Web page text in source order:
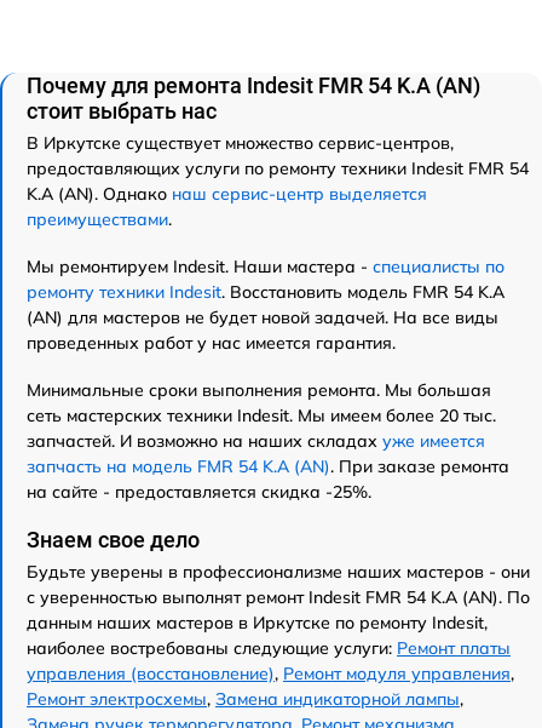
Почему для ремонта Indesit FMR 54 K.A (AN)
стоит выбрать нас
В Иркутске существует множество сервис-центров,
предоставляющих услуги по ремонту техники Indesit FMR 54
K.A (AN). Однако наш сервис-центр выделяется
преимуществами.
Мы ремонтируем Indesit. Наши мастера - специалисты по
ремонту техники Indesit. Восстановить модель FMR 54 K.A
(AN) для мастеров не будет новой задачей. На все виды
проведенных работ у нас имеется гарантия.
Минимальные сроки выполнения ремонта. Мы большая
сеть мастерских техники Indesit. Мы имеем более 20 тыс.
запчастей. И возможно на наших складах уже имеется
запчасть на модель FMR 54 K.A (AN). При заказе ремонта
на сайте - предоставляется скидка -25%.
Знаем свое дело
Будьте уверены в профессионализме наших мастеров - они
с уверенностью выполнят ремонт Indesit FMR 54 K.A (AN). По
данным наших мастеров в Иркутске по ремонту Indesit,
наиболее востребованы следующие услуги: Ремонт платы
управления (восстановление), Ремонт модуля управления,
Ремонт электросхемы, Замена индикаторной лампы,